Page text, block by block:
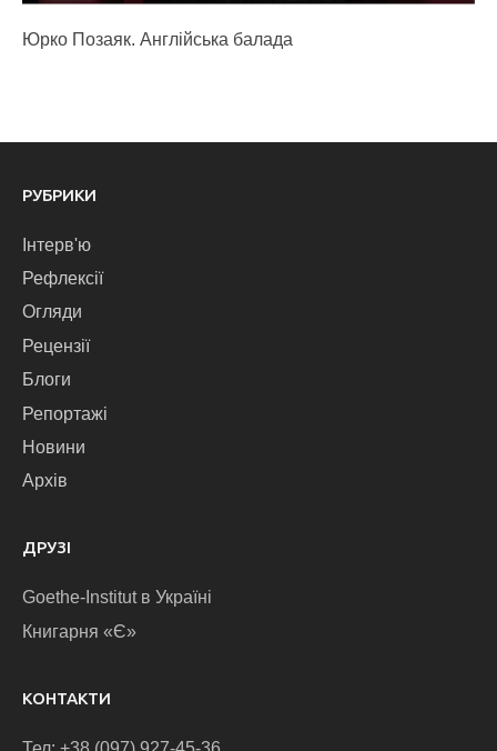
Юрко Позаяк. Англійська балада
РУБРИКИ
Інтерв'ю
Рефлексії
Огляди
Рецензії
Блоги
Репортажі
Новини
Архів
ДРУЗІ
Goethe-Institut в Україні
Книгарня «Є»
КОНТАКТИ